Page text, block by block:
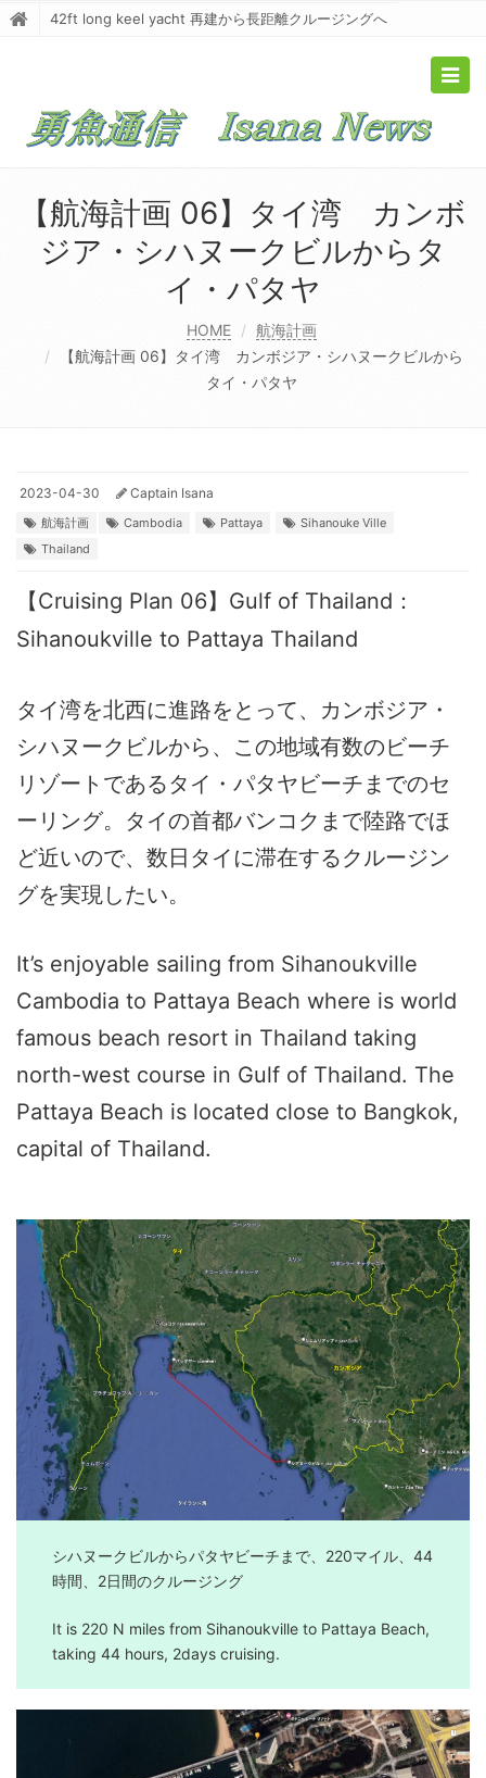
42ft long keel yacht 再建から長距離クルージングへ
【航海計画 06】タイ湾 カンボ
ジア・シハヌークビルからタ
イ・パタヤ
HOME
航海計画
【航海計画 06】タイ湾 カンボジア・シハヌークビルから
タイ・パタヤ
2023-04-30 Captain Isana
航海計画 Cambodia Pattaya
Sihanouke Ville
Thailand
【Cruising Plan 06】Gulf of Thailand：
Sihanoukville to Pattaya Thailand
タイ湾を北西に進路をとって、カンボジア・
シハヌークビルから、この地域有数のビーチ
リゾートであるタイ・パタヤビーチまでのセ
ーリング。タイの首都バンコクまで陸路でほ
ど近いので、数日タイに滞在するクルージン
グを実現したい。
It’s enjoyable sailing from Sihanoukville
Cambodia to Pattaya Beach where is world
famous beach resort in Thailand taking
north-west course in Gulf of Thailand. The
Pattaya Beach is located close to Bangkok,
capital of Thailand.
シハヌークビルからパタヤビーチまで、220マイル、44
時間、2日間のクルージング
It is 220 N miles from Sihanoukville to Pattaya Beach,
taking 44 hours, 2days cruising.